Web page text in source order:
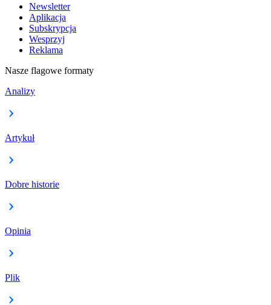
Newsletter
Aplikacja
Subskrypcja
Wesprzyj
Reklama
Nasze flagowe formaty
Analizy
Artykuł
Dobre historie
Opinia
Plik